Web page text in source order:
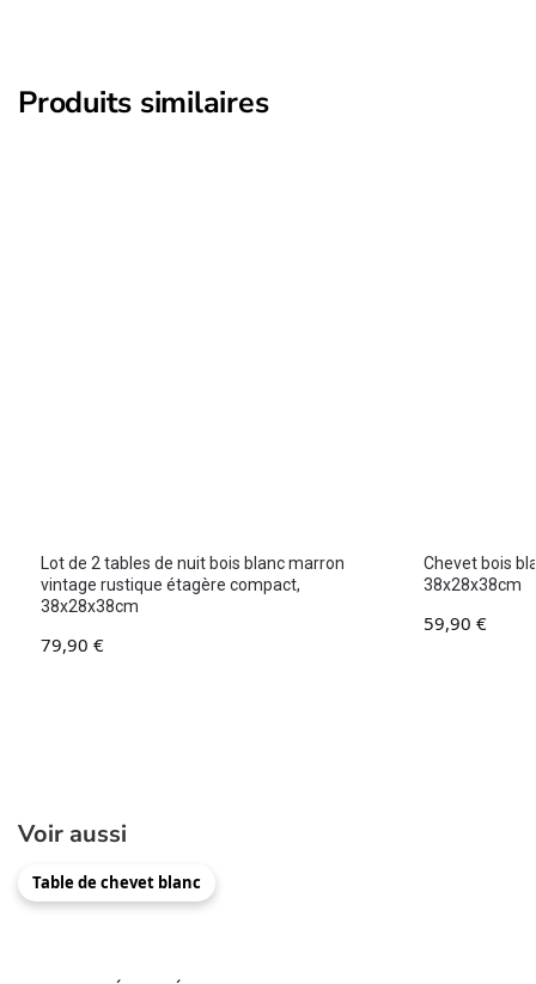
Produits similaires
Lot de 2 tables de nuit bois blanc marron
vintage rustique étagère compact,
38x28x38cm
79,90 €
Chevet bois
38x28x38cm
59,90 €
Voir aussi
Table de chevet blanc